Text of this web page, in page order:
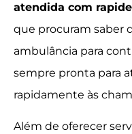
atendida com
que procuram saber
ambulância para
sempre pronta para
rapidamente às
Além de oferecer